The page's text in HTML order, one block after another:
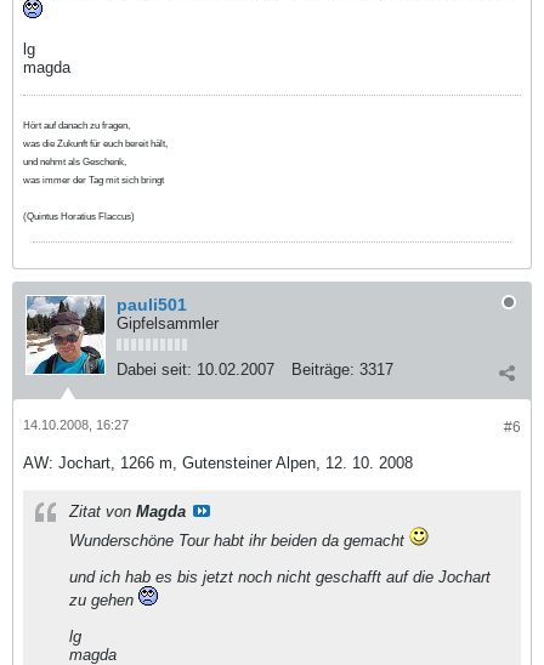
lg
magda
Hört auf danach zu fragen,
was die Zukunft für euch bereit hält,
und nehmt als Geschenk,
was immer der Tag mit sich bringt
(Quintus Horatius Flaccus)
pauli501
Gipfelsammler
Dabei seit: 10.02.2007 Beiträge: 3317
#6
14.10.2008, 16:27
AW: Jochart, 1266 m, Gutensteiner Alpen, 12. 10. 2008
Zitat von Magda
Wunderschöne Tour habt ihr beiden da gemacht
und ich hab es bis jetzt noch nicht geschafft auf die Jochart
zu gehen
lg
magda